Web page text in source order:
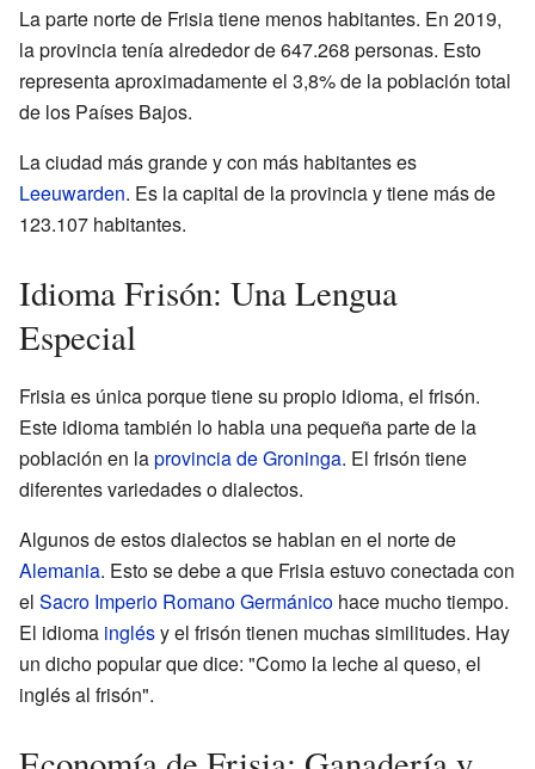
La parte norte de Frisia tiene menos habitantes. En 2019,
la provincia tenía alrededor de 647.268 personas. Esto
representa aproximadamente el 3,8% de la población total
de los Países Bajos.
La ciudad más grande y con más habitantes es
Leeuwarden. Es la capital de la provincia y tiene más de
123.107 habitantes.
Idioma Frisón: Una Lengua
Especial
Frisia es única porque tiene su propio idioma, el frisón.
Este idioma también lo habla una pequeña parte de la
población en laprovincia de Groninga. El frisón tiene
diferentes variedades o dialectos.
Algunos de estos dialectos se hablan en el norte de
Alemania. Esto se debe a que Frisia estuvo conectada con
el Sacro Imperio Romano Germánico hace mucho tiempo.
El idioma inglésy el frisón tienen muchas similitudes. Hay
un dicho popular que dice: "Como la leche al queso, el
inglés al frisón".